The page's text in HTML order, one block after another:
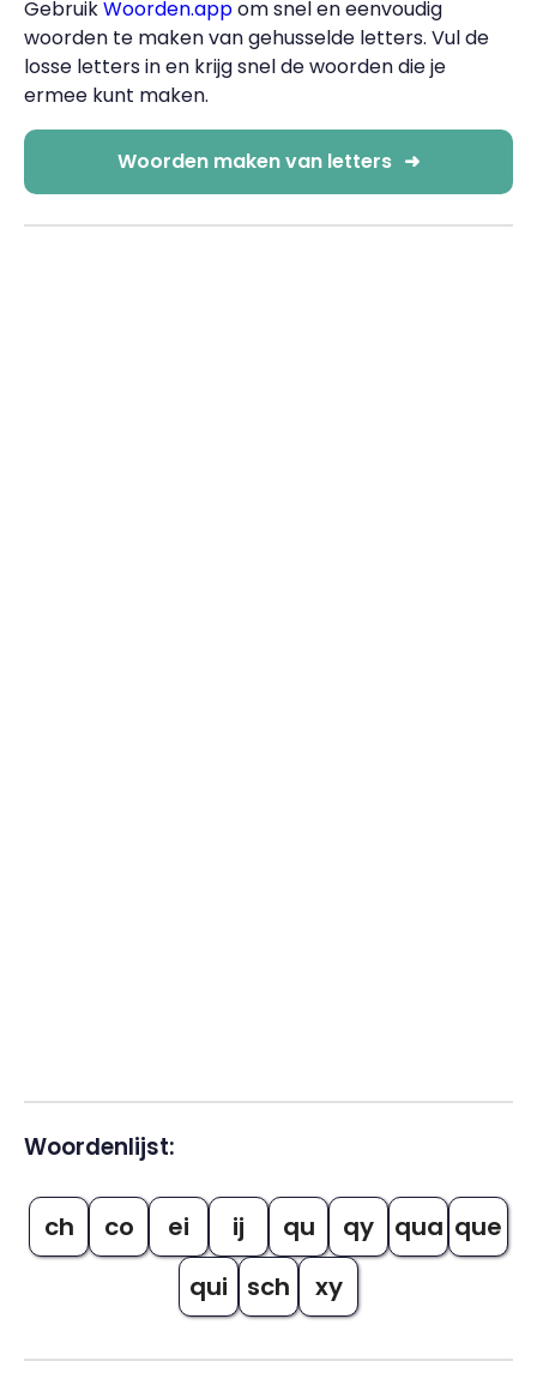
GebruikWoorden.appom snel en eenvoudig
woorden te maken van gehusselde letters. Vul de
losse letters in en krijg snel de woorden die je
ermee kunt maken.
Woorden maken van letters ➜
Woordenlijst:
ch co ei ij qu qy qua que
qui
sch xy